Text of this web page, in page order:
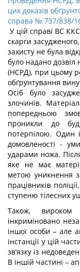
цих доказів
справа № 737/838/
У цій справі ВС
скарги
захисту не була
було надано дозвіл
(НСРД), при цьому
обґрунтування
Осіб було
злочинів.
попередньою
проникли до
потерпілою. Один
домовленості -
ударами ножа.
яке не має
метою уникнення
працівників
ступеню тілесних
Також, вироком
інкриміновано
іншої особи – але
інстанції у цій
зв’язку із
В іншій частині –